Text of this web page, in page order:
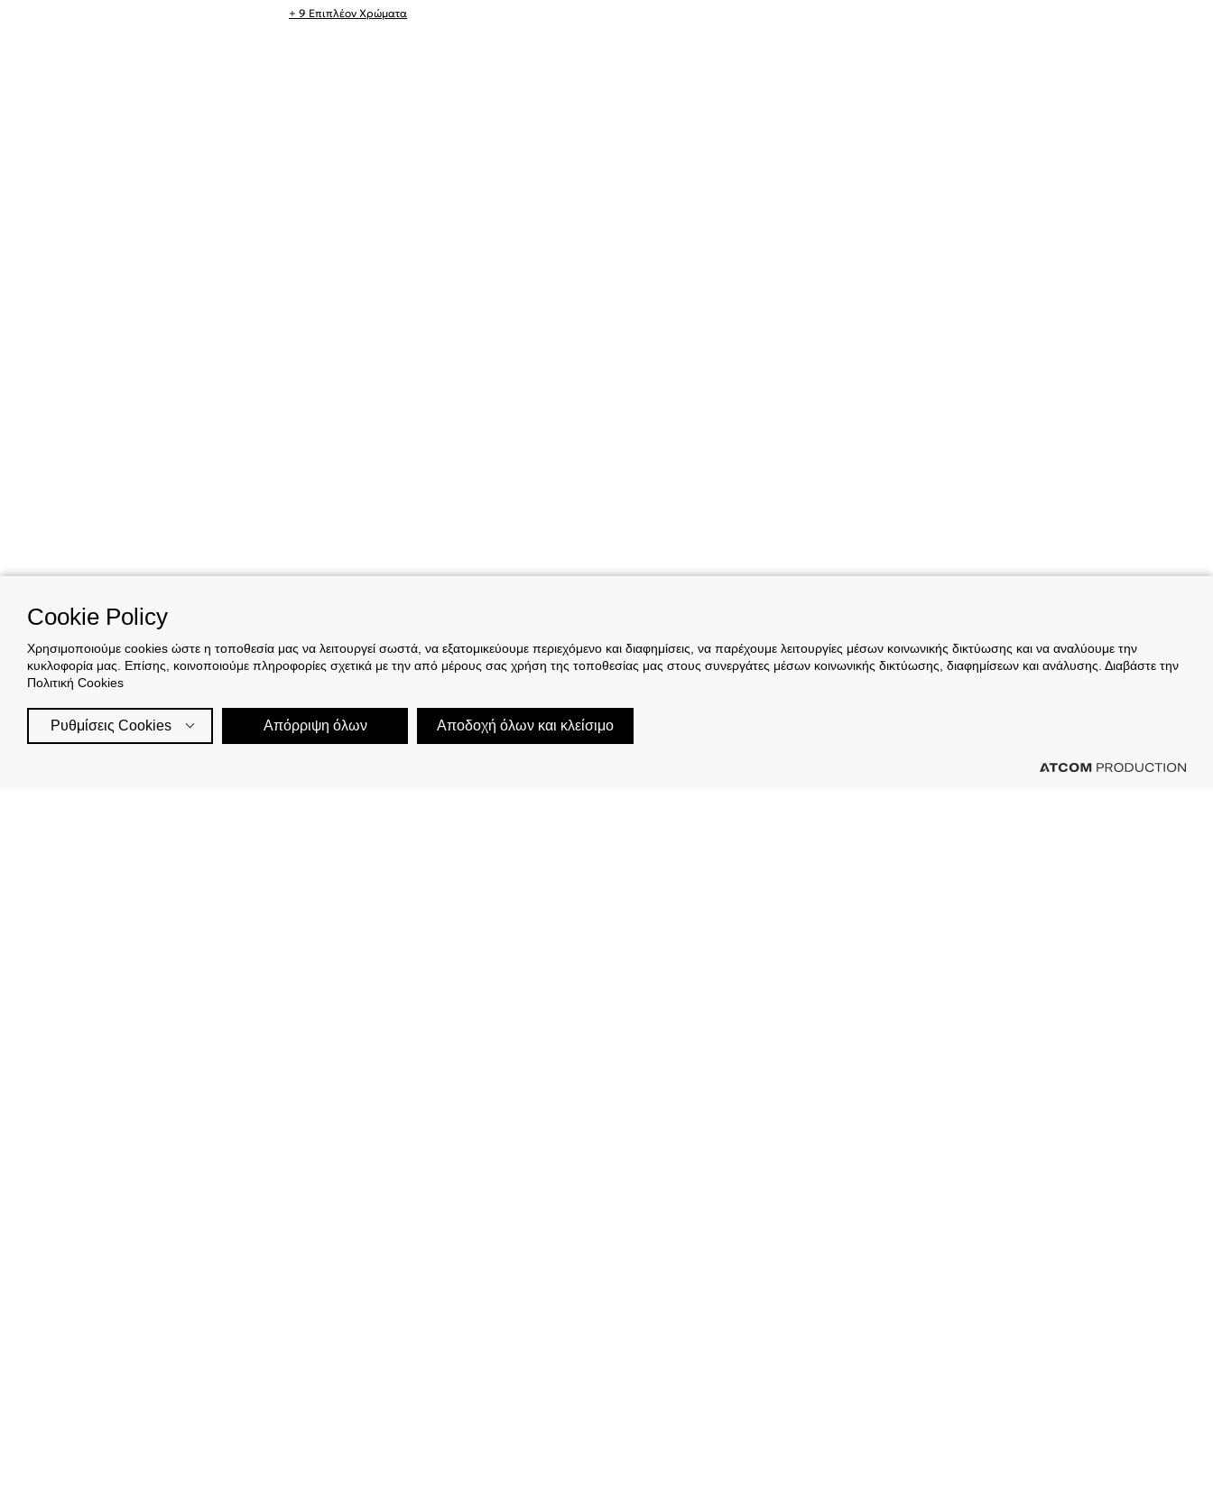
+ 9 Επιπλέον Χρώματα
Cookie Policy
Χρησιμοποιούμε cookies ώστε η τοποθεσία μας να λειτουργεί σωστά, να εξατομικεύουμε περιεχόμενο και διαφημίσεις, να παρέχουμε λειτουργίες μέσων κοινωνικής δικτύωσης και να αναλύουμε την
κυκλοφορία μας. Επίσης, κοινοποιούμε πληροφορίες σχετικά με την από μέρους σας χρήση της τοποθεσίας μας στους συνεργάτες μέσων κοινωνικής δικτύωσης, διαφημίσεων και ανάλυσης. Διαβάστε την
Πολιτική Cookies
Ρυθμίσεις Cookies Απόρριψη όλων Αποδοχή όλων και κλείσιμο